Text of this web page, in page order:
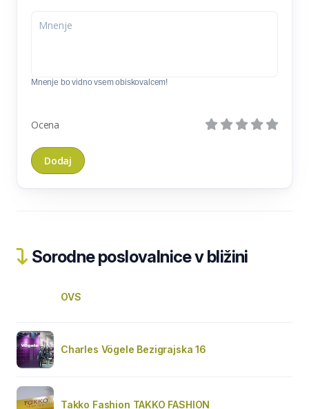
Mnenje bo vidno vsem obiskovalcem!
Ocena
Sorodne poslovalnice v bližini
OVS
Charles Vögele Bezigrajska 16
Takko Fashion TAKKO FASHION